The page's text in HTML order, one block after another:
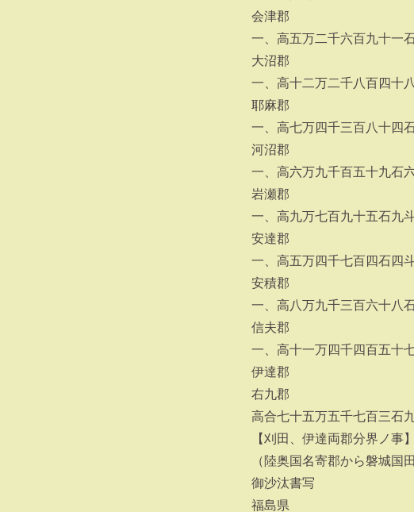
会津郡
一、高五万二千六百九十一
大沼郡
一、高十二万二千八百四十
耶麻郡
一、高七万四千三百八十四
河沼郡
一、高六万九千百五十九石
岩瀬郡
一、高九万七百九十五石九
安達郡
一、高五万四千七百四石四
安積郡
一、高八万九千三百六十八
信夫郡
一、高十一万四千四百五十
伊達郡
右九郡
高合七十五万五千七百三石
【刈田、伊達両郡分界ノ事】
（陸奥国名寄郡から磐城国
御沙汰書写
福島県